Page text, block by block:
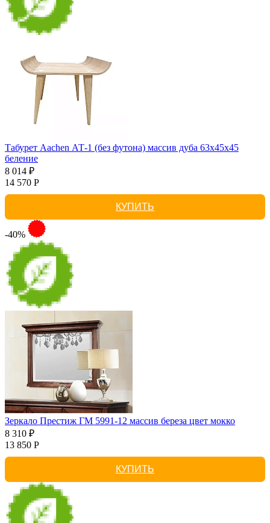
Табурет Aachen АТ-1 (без футона) массив дуба 63х45х45
беление
8 014 ₽
14 570 Р
КУПИТЬ
-40%
Зеркало Престиж ГМ 5991-12 массив береза цвет мокко
8 310 ₽
13 850 Р
КУПИТЬ